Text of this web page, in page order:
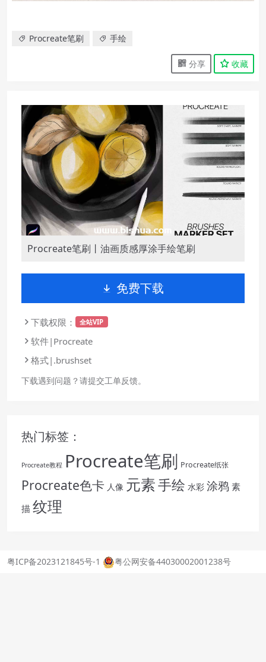
Procreate笔刷 手绘
分享 收藏
Procreate笔刷丨油画质感厚涂手绘笔刷
免费下载
下载权限： 全站VIP
软件|Procreate
格式|.brushset
下载遇到问题？请提交工单反馈。
热门标签：
Procreate教程 Procreate笔刷 Procreate纸张
Procreate色卡 人像 元素手绘 水彩 涂鸦 素
描 纹理
粤ICP备2023121845号-1 粤公网安备44030002001238号